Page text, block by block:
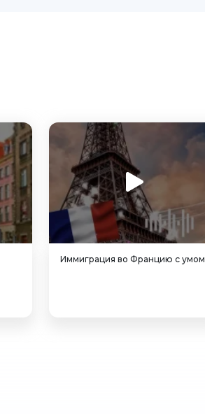
Иммиграция во Францию с умом